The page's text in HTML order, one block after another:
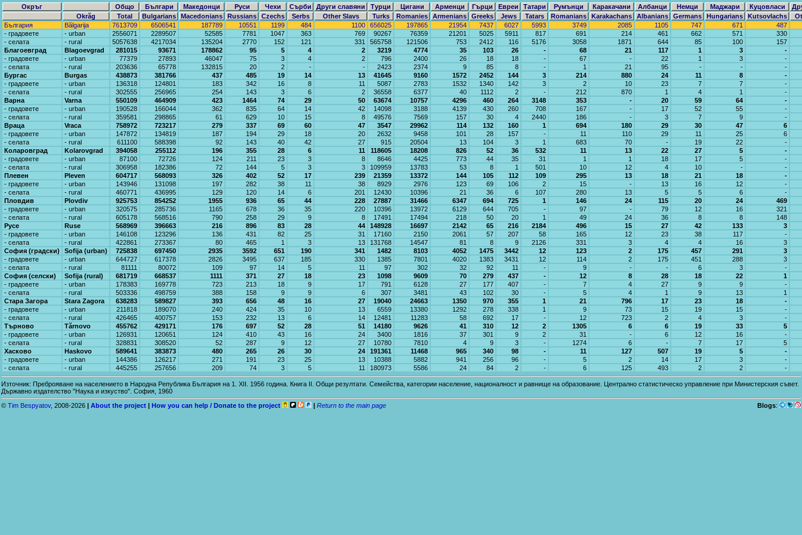
Окръг Общо Българи Македонци Руси Чехи Сърби Други славяни Турци Цигани Арменци Гърци Евреи Татари Румънци Каракачани Албанци Немци Маджари Куцовласи
Okrăg
Total Bulgarians Macedonians Russians Czechs Serbs Other Slavs Turks Romanies Armenians Greeks Jews Tatars Romanians Karakachans Albanians Germans Hungarians Kutsovlachs
България
Bălgarija 7613709 6506541 187789 10551 1199 484 1100 656025 197865 21954 7437 6027 5993 3749 2085 1105 747 671
487
- градовете
- urban 2556071 2289507 52585 7781 1047 363 769 90267 76359 21201 5025 5911 817 691 214 461 662 571
330
- селата
- rural 5057638 4217034 135204 2770 152 121 331 565758 121506 753 2412 116 5176 3058 1871 644 85 100
157
Благоевград
Blagoevgrad 281015 93671 178862 95 5 4 2 3219 4774 35 103 26 - 68 21 117 1 3
-
- градовете
- urban 77379 27893 46047 75 3 4 2 796 2400 26 18 18 - 67 - 22 1 3
-
- селата
- rural 203636 65778 132815 20 2 - - 2423 2374 9 85 8 - 1 21 95 - -
-
Бургас
Burgas 438873 381766 437 485 19 14 13 41645 9160 1572 2452 144 3 214 880 24 11 8
-
- градовете
- urban 136318 124801 183 342 16 8 11 5087 2783 1532 1340 142 3 2 10 23 7 7
-
- селата
- rural 302555 256965 254 143 3 6 2 36558 6377 40 1112 2 - 212 870 1 4 1
-
Варна
Varna 550109 464909 423 1464 74 29 50 63674 10757 4296 460 264 3148 353 - 20 59 64
-
- градовете
- urban 190528 166044 362 835 64 14 42 14098 3188 4139 430 260 708 167 - 17 52 55
-
- селата
- rural 359581 298865 61 629 10 15 8 49576 7569 157 30 4 2440 186 - 3 7 9
-
Враца
Vraca 758972 723217 279 337 69 60 47 3547 29962 114 132 160 1 694 180 29 30 47
6
- градовете
- urban 147872 134819 187 194 29 18 20 2632 9458 101 28 157 - 11 110 29 11 25
6
- селата
- rural 611100 588398 92 143 40 42 27 915 20504 13 104 3 1 683 70 - 19 22
-
Коларовград
Kolarovgrad 394058 255112 196 355 28 6 11 118605 18208 826 52 36 532 11 13 22 27 5
-
- градовете
- urban 87100 72726 124 211 23 3 8 8646 4425 773 44 35 31 1 1 18 17 5
-
- селата
- rural 306958 182386 72 144 5 3 3 109959 13783 53 8 1 501 10 12 4 10 -
-
Плевен
Pleven 604717 568093 326 402 52 17 239 21359 13372 144 105 112 109 295 13 18 21 18
-
- градовете
- urban 143946 131098 197 282 38 11 38 8929 2976 123 69 106 2 15 - 13 16 12
-
- селата
- rural 460771 436995 129 120 14 6 201 12430 10396 21 36 6 107 280 13 5 5 6
-
Пловдив
Plovdiv 925753 854252 1955 936 65 44 228 27887 31466 6347 694 725 1 146 24 115 20 24
469
- градовете
- urban 320575 285736 1165 678 36 35 220 10396 13972 6129 644 705 - 97 - 79 12 16
321
- селата
- rural 605178 568516 790 258 29 9 8 17491 17494 218 50 20 1 49 24 36 8 8
148
Русе
Ruse 568969 396663 216 896 83 28 44 148928 16697 2142 65 216 2184 496 15 27 42 133
3
- градовете
- urban 146108 123296 136 431 82 25 31 17160 2150 2061 57 207 58 165 12 23 38 117
-
- селата
- rural 422861 273367 80 465 1 3 13 131768 14547 81 8 9 2126 331 3 4 4 16
3
София (градски)
Sofija (urban) 725838 697450 2935 3592 651 190 341 1482 8103 4052 1475 3442 12 123 2 175 457 291
3
- градовете
- urban 644727 617378 2826 3495 637 185 330 1385 7801 4020 1383 3431 12 114 2 175 451 288
3
- селата
- rural 81111 80072 109 97 14 5 11 97 302 32 92 11 - 9 - - 6 3
-
София (селски)
Sofija (rural) 681719 668537 1111 371 27 18 23 1098 9609 70 279 437 - 12 8 28 18 22
1
- градовете
- urban 178383 169778 723 213 18 9 17 791 6128 27 177 407 - 7 4 27 9 9
-
- селата
- rural 503336 498759 388 158 9 9 6 307 3481 43 102 30 - 5 4 1 9 13
1
Стара Загора
Stara Zagora 638283 589827 393 656 48 16 27 19040 24663 1350 970 355 1 21 796 17 23 18
-
- градовете
- urban 211818 189070 240 424 35 10 13 6559 13380 1292 278 338 1 9 73 15 19 15
-
- селата
- rural 426465 400757 153 232 13 6 14 12481 11283 58 692 17 - 12 723 2 4 3
-
Търново
Tărnovo 455762 429171 176 697 52 28 51 14180 9626 41 310 12 2 1305 6 6 19 33
5
- градовете
- urban 126931 120651 124 410 43 16 24 3400 1816 37 301 9 2 31 - 6 12 16
-
- селата
- rural 328831 308520 52 287 9 12 27 10780 7810 4 9 3 - 1274 6 - 7 17
5
Хасково
Haskovo 589641 383873 480 265 26 30 24 191361 11468 965 340 98 - 11 127 507 19 5
-
- градовете
- urban 144386 126217 271 191 23 25 13 10388 5882 941 256 96 - 5 2 14 17 3
-
- селата
- rural 445255 257656 209 74 3 5 11 180973 5586 24 84 2 - 6 125 493 2 2 -
Източник: Преброяване на населението в Народна Република България на 1. XII. 1956 година. Книга II. Общи резултати. Семейства, категории население, националност и равнище на образование. Централно статистическо управление при Министерския съвет.
Държавно издателство "Наука и изкуство". София, 1960
© Tim Bespyatov, 2008-2026 About the project How you can help / Donate to the project Return to the main page Blogs: